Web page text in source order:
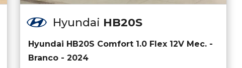
Hyundai HB20S
Hyundai HB20S Comfort 1.0 Flex 12V Mec. -
Branco - 2024